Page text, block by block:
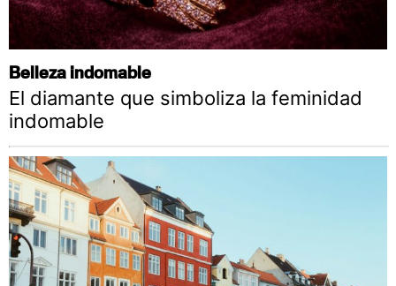
Belleza indomable
El diamante que simboliza la feminidad
indomable